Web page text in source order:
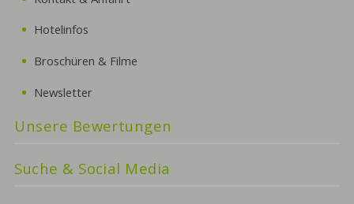
Hotelinfos
Broschüren & Filme
Newsletter
Unsere Bewertungen
Suche & Social Media